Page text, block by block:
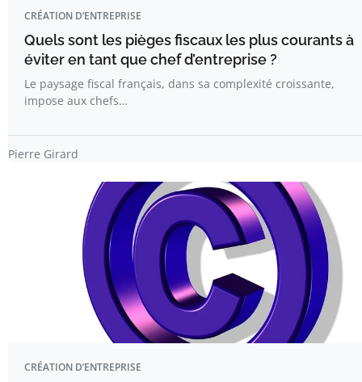
CRÉATION D’ENTREPRISE
Quels sont les pièges fiscaux les plus courants à
éviter en tant que chef d’entreprise ?
Le paysage fiscal français, dans sa complexité croissante,
impose aux chefs…
Pierre Girard
CRÉATION D’ENTREPRISE